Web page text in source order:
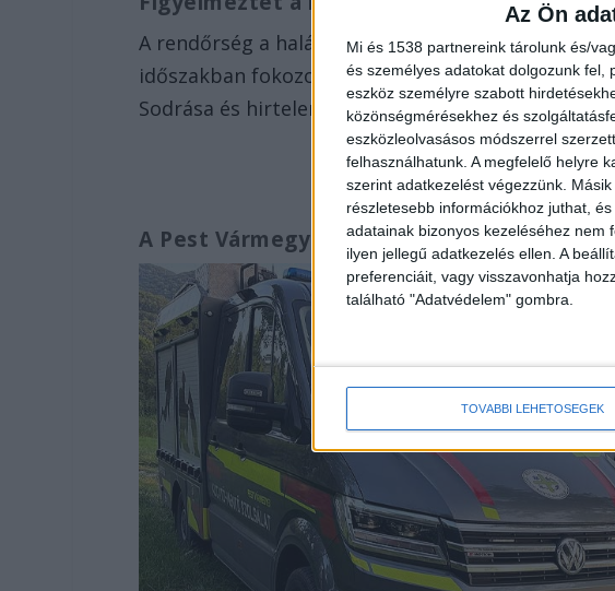
Az Ön
Mi és 1538 partnereink tárolunk és/
és személyes adatokat dolgozunk fel,
eszköz személyre szabott
közönségmérésekhez és
eszközleolvasásos módszerrel
felhasználhatunk. A megfelelő helyre
szerint adatkezelést végezzünk.
részletesebb információkhoz juthat,
adatainak bizonyos kezeléséhez nem
ilyen jellegű adatkezelés ellen. A
preferenciáit, vagy visszavonhatja
található "Adatvédelem" gombra.
TOVÁBBI LEHETŐSÉGEK
A rendőrség a haláleset miatt felhívta a figyelmet
időszakban fokozott óvatossággal strandoljon, a
Sodrása és hirtelen mélyülése még egy
A Pest Vármegyei Kutató-Mentő